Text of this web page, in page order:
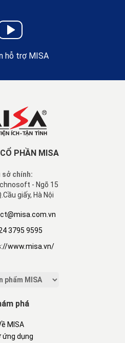
hỗ trợ MISA
PHẦN MISA
sở chính:
- Ngõ 15
giấy, Hà Nội
3795 9595
www.misa.vn/
phá
MISA
ứng dụng